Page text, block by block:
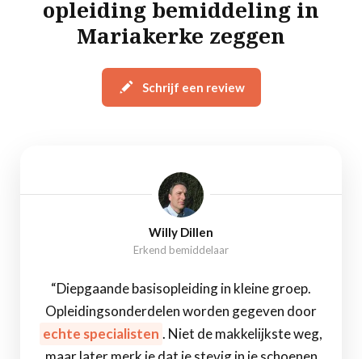
opleiding bemiddeling in
Mariakerke zeggen
Schrijf een review
Willy Dillen
Erkend bemiddelaar
“Diepgaande basisopleiding in kleine groep.
Opleidingsonderdelen worden gegeven door
echte specialisten . Niet de makkelijkste weg,